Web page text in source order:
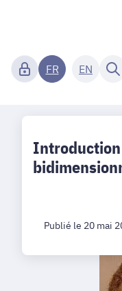
FR EN
Publié le 20 mai